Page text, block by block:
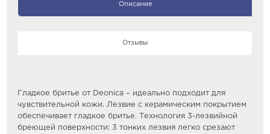
Описание
Отзывы
Гладкое бритье от Deonica – идеально подходит для
чувствительной кожи. Лезвие с керамическим покрытием
обеспечивает гладкое бритье. Технология 3-лезвийной
бреющей поверхности: 3 тонких лезвия легко срезают